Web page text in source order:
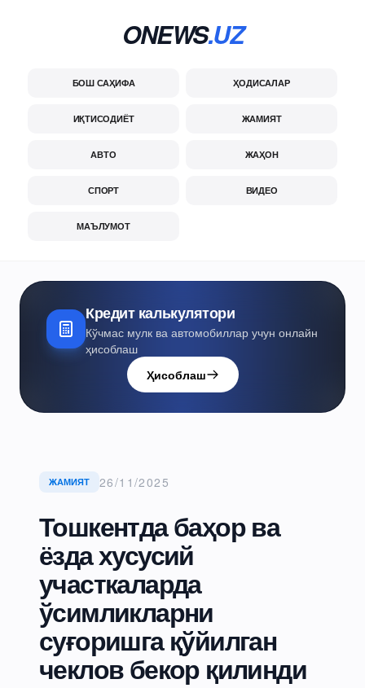
ONEWS.UZ
БОШ САҲИФА ҲОДИСАЛАР
ИҚТИСОДИЁТ ЖАМИЯТ
АВТО ЖАҲОН
СПОРТ ВИДЕО
МАЪЛУМОТ
Кредит калькулятори
Кўчмас мулк ва автомобиллар учун онлайн
ҳисоблаш
Ҳисоблаш
ЖАМИЯТ 26/11/2025
Тошкентда баҳор ва
ёзда хусусий
участкаларда
ўсимликларни
суғоришга қўйилган
чеклов бекор қилинди